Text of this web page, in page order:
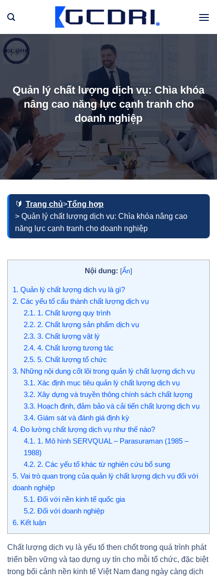
qua
dung
Quản lý chất lượng dịch vụ: Chìa khóa
nâng cao năng lực cạnh tranh cho
doanh nghiệp
Trang chủ>Tổng hợp
> Quản lý chất lượng dịch vụ: Chìa khóa nâng cao
năng lực cạnh tranh cho doanh nghiệp
Nội dung: [Ẩn]
1. Quản lý chất lượng dịch vụ là gì?
2. Các yếu tố cấu thành chất lượng dịch vụ
2.1. 1. Chất lượng quy trình
2.2. 2. Chất lượng sản phẩm dịch vụ
2.3. 3. Chất lượng vật lý
2.4. 4. Chất lượng tương tác
2.5. 5. Chất lượng tổ chức
3. Những nội dung cốt lõi trong quản lý chất lượng dịch vụ
3.1. Xác định mục tiêu quản lý chất lượng dịch vụ
3.2. Xây dựng và truyền thông chính sách chất lượng
3.3. Hoạch định, đảm bảo và cải tiến chất lượng dịch vụ
3.4. Giám sát và đánh giá định kỳ
4. Đo lường chất lượng dịch vụ như thế nào?
4.1. 1. Mô hình SERVQUAL – Parasuraman (1985 –
1988)
4.2. 2. Các yếu tố khác từ nghiên cứu bổ sung
5. Vai trò quan trọng của quản lý chất lượng dịch vụ đối với
doanh nghiệp
5.1. Đối với nền kinh tế quốc gia
5.2. Đối với doanh nghiệp
6. Kết luận
Chất lượng dịch vụ là yếu tố then chốt trong quá trình phát
triển bền vững và tạo dựng uy tín cho mỗi tổ chức, đặc biệt
trong bối cảnh nền kinh tế Việt Nam đang ngày càng dịch